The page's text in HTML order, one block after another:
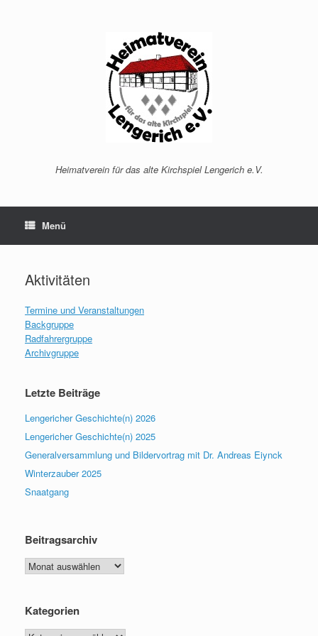
Heimatverein für das alte Kirchspiel Lengerich e.V.
Menü
Aktivitäten
Termine und Veranstaltungen
Backgruppe
Radfahrergruppe
Archivgruppe
Letzte Beiträge
Lengericher Geschichte(n) 2026
Lengericher Geschichte(n) 2025
Generalversammlung und Bildervortrag mit Dr. Andreas Eiynck
Winterzauber 2025
Snaatgang
Beitragsarchiv
Beitragsarchiv
Kategorien